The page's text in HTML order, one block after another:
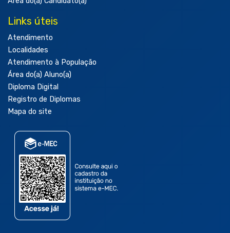
Links úteis
Atendimento
Localidades
Atendimento à População
Área do(a) Aluno(a)
Diploma Digital
Registro de Diplomas
Mapa do site